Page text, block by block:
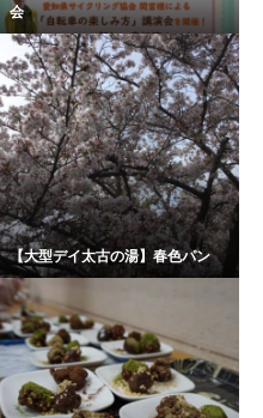
会
【大型デイ太古の湯】春色パン